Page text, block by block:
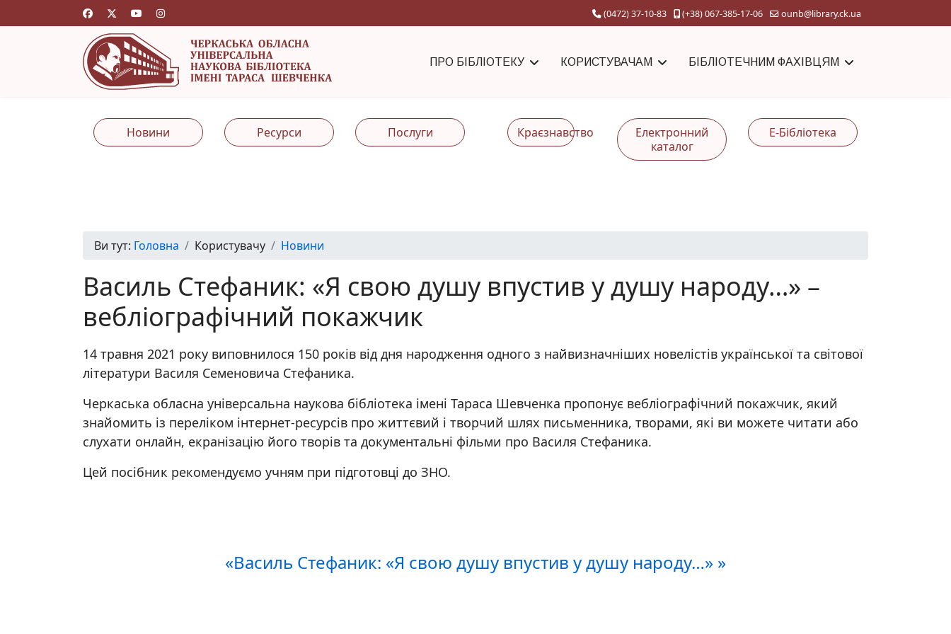
(0472) 37-10-83 (+38) 067-385-17-06 ounb@library.ck.ua
ПРО БІБЛІОТЕКУ КОРИСТУВАЧАМ БІБЛІОТЕЧНИМ ФАХІВЦЯМ
Новини Ресурси Послуги Краєзнавство
Електронний
каталог
Е-Бібліотека
Ви тут: Головна Користувачу Новини
Василь Стефаник: «Я свою душу впустив у душу народу…» –
вебліографічний покажчик
14 травня 2021 року виповнилося 150 років від дня народження одного з найвизначніших новелістів української та світової
літератури Василя Семеновича Стефаника.
Черкаська обласна універсальна наукова бібліотека імені Тараса Шевченка пропонує вебліографічний покажчик, який
знайомить із переліком інтернет-ресурсів про життєвий і творчий шлях письменника, творами, які ви можете читати або
слухати онлайн, екранізацію його творів та документальні фільми про Василя Стефаника.
Цей посібник рекомендуємо учням при підготовці до ЗНО.
«Василь Стефаник: «Я свою душу впустив у душу народу…» »